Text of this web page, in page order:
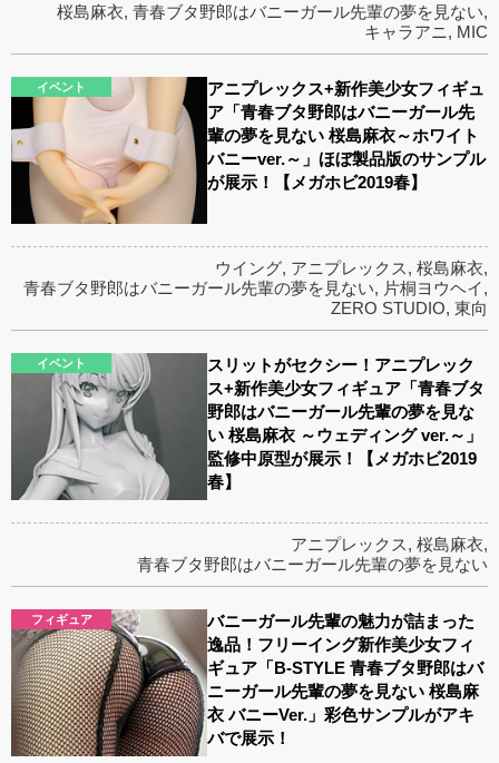
桜島麻衣, 青春ブタ野郎はバニーガール先輩の夢を見ない,
キャラアニ, MIC
イベント
アニプレックス+新作美少女フィギュ
ア「青春ブタ野郎はバニーガール先
輩の夢を見ない 桜島麻衣～ホワイト
バニーver.～」ほぼ製品版のサンプル
が展示！【メガホビ2019春】
ウイング, アニプレックス, 桜島麻衣,
青春ブタ野郎はバニーガール先輩の夢を見ない, 片桐ヨウヘイ,
ZERO STUDIO, 東向
イベント
スリットがセクシー！アニプレック
ス+新作美少女フィギュア「青春ブタ
野郎はバニーガール先輩の夢を見な
い 桜島麻衣 ～ウェディング ver.～」
監修中原型が展示！【メガホビ2019
春】
アニプレックス, 桜島麻衣,
青春ブタ野郎はバニーガール先輩の夢を見ない
フィギュア
バニーガール先輩の魅力が詰まった
逸品！フリーイング新作美少女フィ
ギュア「B-STYLE 青春ブタ野郎はバ
ニーガール先輩の夢を見ない 桜島麻
衣 バニーVer.」彩色サンプルがアキ
バで展示！